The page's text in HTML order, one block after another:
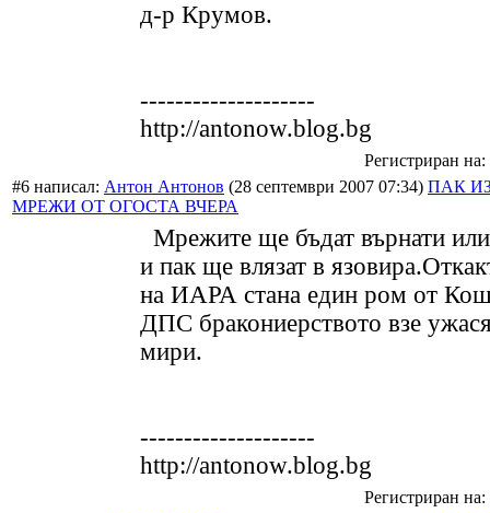
д-р Крумов.
--------------------
http://antonow.blog.bg
Регистриран
#6 написал: Антон Антонов (28 септември 2007 07:34) ПАК
МРЕЖИ ОТ ОГОСТА ВЧЕРА
Мрежите ще бъдат върнати
и пак ще влязат в
на ИАРА стана един ром от
ДПС бракониерството взе
мири.
--------------------
http://antonow.blog.bg
Регистриран